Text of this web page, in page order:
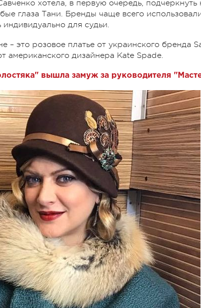
хотела, в первую очередь, подчеркнуть
глаза Тани. Бренды чаще всего
для судьи.
это розовое платье от украинского бренда
американского дизайнера Kate Spade.
вышла замуж за руководителя